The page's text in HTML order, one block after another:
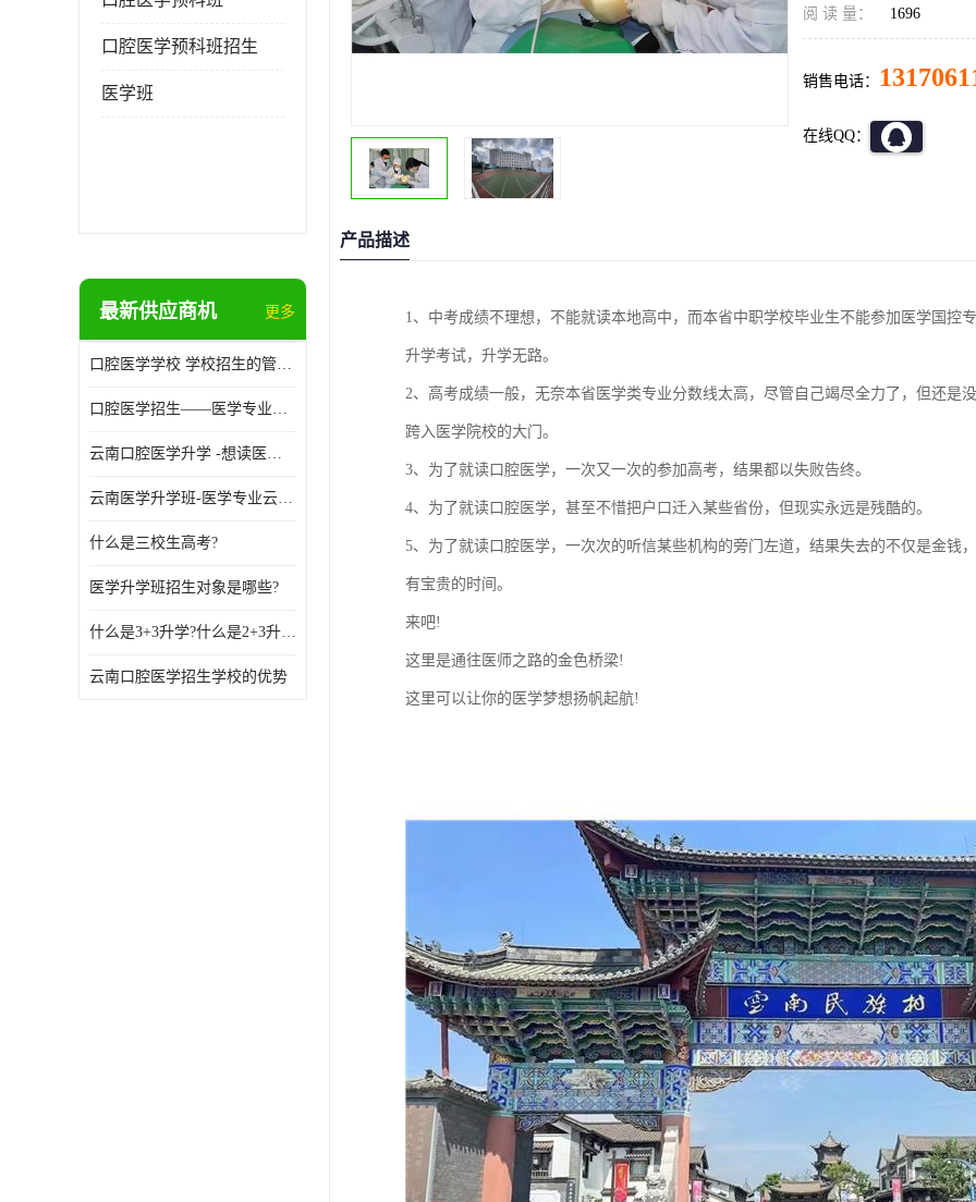
口腔医学预科班招生
医学班
最新供应商机 更多
口腔医学学校 学校招生的管理制度
口腔医学招生——医学专业升学现状
云南口腔医学升学 -想读医学专业的你是否有太多的困惑?
云南医学升学班-医学专业云南升学优势
什么是三校生高考?
医学升学班招生对象是哪些?
什么是3+3升学?什么是2+3升学?
云南口腔医学招生学校的优势
阅 读 量： 1696
销售电话：
在线QQ：
产品描述
1、中考成绩不理想，不能就读本地高中，而本省中职学校毕业生不能参加医学国控
升学考试，升学无路。
2、高考成绩一般，无奈本省医学类专业分数线太高，尽管自己竭尽全力了，但还是
跨入医学院校的大门。
3、为了就读口腔医学，一次又一次的参加高考，结果都以失败告终。
4、为了就读口腔医学，甚至不惜把户口迁入某些省份，但现实永远是残酷的。
5、为了就读口腔医学，一次次的听信某些机构的旁门左道，结果失去的不仅是金钱
有宝贵的时间。
来吧!
这里是通往医师之路的金色桥梁!
这里可以让你的医学梦想扬帆起航!